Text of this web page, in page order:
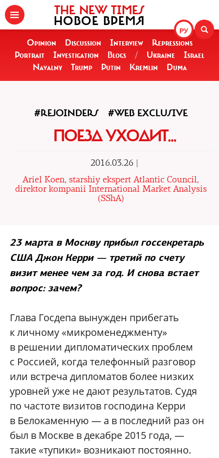
РУ
THE NEW TIMES
НОВОЕ ВРЕМЯ
Opinion Discussion Interview
Repressions
Portrait
Investigation Blogs / Ukraine
Israel
Navalny
Trump Putin Kremlin Duma
#REJOINDERS #WEB EXCLUSIVE
ПОЕЗД УХОДИТ…
2016.03.26 |
Ariel Koen, starshiy ekspert Atlantic Council,
direktor kompanii International Market Analysis
(SShA)
23 марта в Москву прибыл госсекретарь
США Джон Керри — третий по счету
визит менее чем за год. И снова встает
вопрос: зачем?
Глава Госдепа вынужден прибегать
к личному «микроменеджменту»
в решении дипломатических проблем
с Россией, когда телефонный разговор
или встреча дипломатов более низких
уровней уже не дают результатов. Судя
по частоте визитов господина Керри
в Белокаменную — а в последний раз он
был в Москве в декабре 2015 года, —
такие «тупики» возникают постоянно.